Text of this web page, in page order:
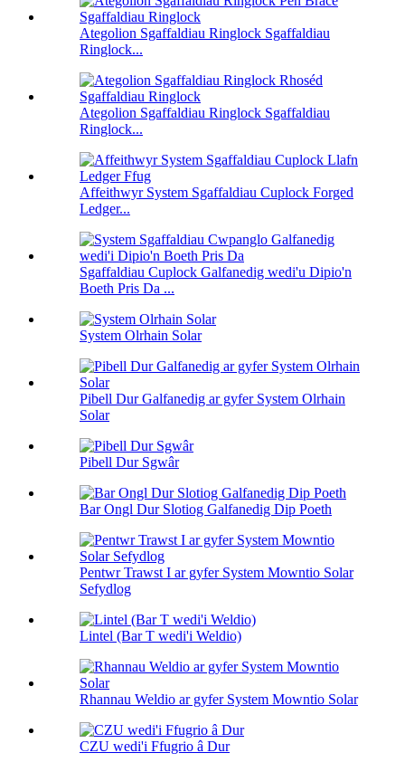
Ategolion Sgaffaldiau Ringlock Sgaffaldiau
Ringlock...
Ategolion Sgaffaldiau Ringlock Sgaffaldiau
Ringlock...
Affeithwyr System Sgaffaldiau Cuplock Forged
Ledger...
Sgaffaldiau Cuplock Galfanedig wedi'u Dipio'n
Boeth Pris Da ...
System Olrhain Solar
Pibell Dur Galfanedig ar gyfer System Olrhain
Solar
Pibell Dur Sgwâr
Bar Ongl Dur Slotiog Galfanedig Dip Poeth
Pentwr Trawst I ar gyfer System Mowntio Solar
Sefydlog
Lintel (Bar T wedi'i Weldio)
Rhannau Weldio ar gyfer System Mowntio Solar
CZU wedi'i Ffugrio â Dur